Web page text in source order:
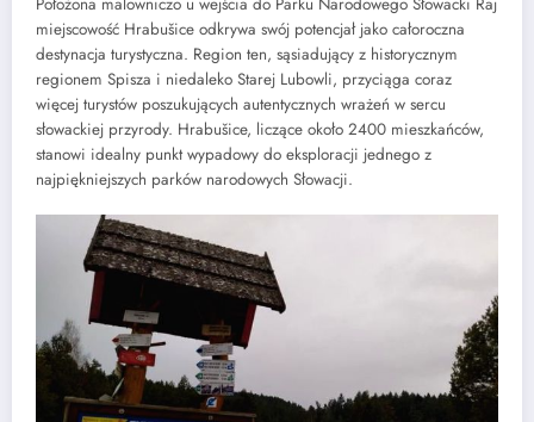
miejscowość Hrabušice odkrywa swój potencjał jako całoroczna
destynacja turystyczna. Region ten, sąsiadujący z historycznym
regionem Spisza i niedaleko Starej Lubowli, przyciąga coraz
więcej turystów poszukujących autentycznych wrażeń w sercu
słowackiej przyrody. Hrabušice, liczące około 2400 mieszkańców,
stanowi idealny punkt wypadowy do eksploracji jednego z
najpiękniejszych parków narodowych Słowacji.